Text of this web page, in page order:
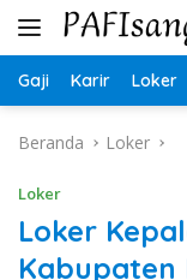
Langsung
Gaji Karir Loker
Beranda Loker
Loker
Loker
Kabupaten